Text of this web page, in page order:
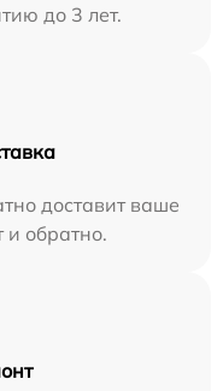
до 3 лет.
доставит ваше
и обратно.